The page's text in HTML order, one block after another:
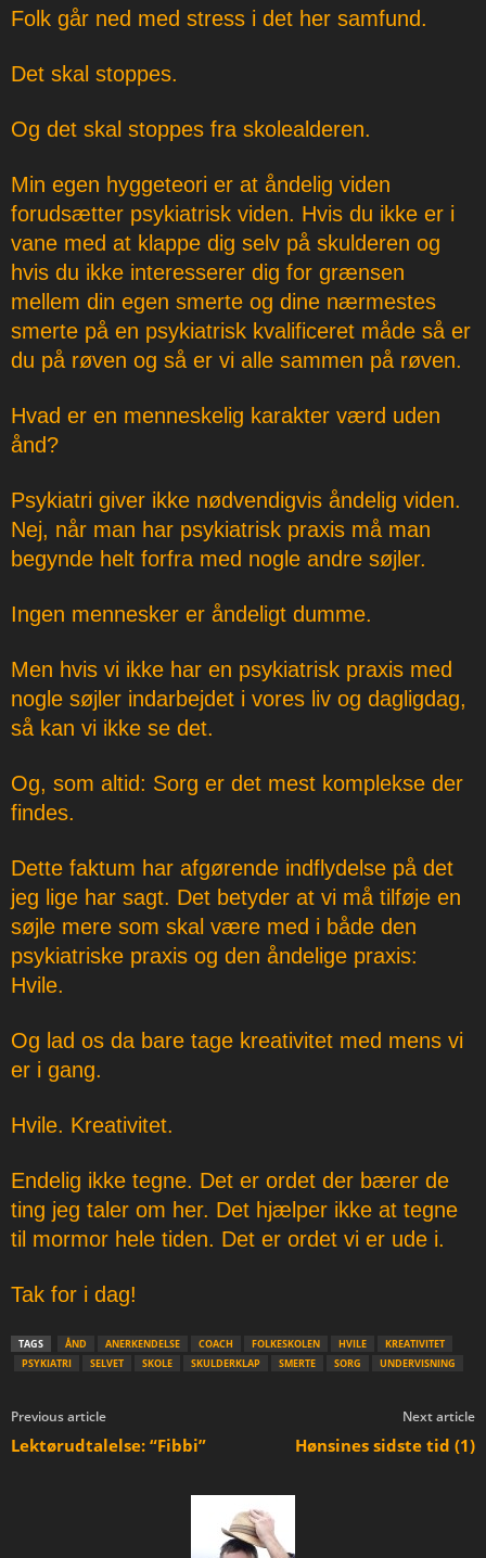
Folk går ned med stress i det her samfund.
Det skal stoppes.
Og det skal stoppes fra skolealderen.
Min egen hyggeteori er at åndelig viden
forudsætter psykiatrisk viden. Hvis du ikke er i
vane med at klappe dig selv på skulderen og
hvis du ikke interesserer dig for grænsen
mellem din egen smerte og dine nærmestes
smerte på en psykiatrisk kvalificeret måde så er
du på røven og så er vi alle sammen på røven.
Hvad er en menneskelig karakter værd uden
ånd?
Psykiatri giver ikke nødvendigvis åndelig viden.
Nej, når man har psykiatrisk praxis må man
begynde helt forfra med nogle andre søjler.
Ingen mennesker er åndeligt dumme.
Men hvis vi ikke har en psykiatrisk praxis med
nogle søjler indarbejdet i vores liv og dagligdag,
så kan vi ikke se det.
Og, som altid: Sorg er det mest komplekse der
findes.
Dette faktum har afgørende indflydelse på det
jeg lige har sagt. Det betyder at vi må tilføje en
søjle mere som skal være med i både den
psykiatriske praxis og den åndelige praxis:
Hvile.
Og lad os da bare tage kreativitet med mens vi
er i gang.
Hvile. Kreativitet.
Endelig ikke tegne. Det er ordet der bærer de
ting jeg taler om her. Det hjælper ikke at tegne
til mormor hele tiden. Det er ordet vi er ude i.
Tak for i dag!
TAGS ÅND ANERKENDELSE COACH FOLKESKOLEN HVILE
KREATIVITET
PSYKIATRI
SELVET SKOLE SKULDERKLAP SMERTE SORG UNDERVISNING
Previous article
Lektørudtalelse: “Fibbi”
Next article
Hønsines sidste tid (1)